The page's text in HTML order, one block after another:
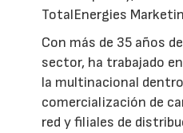
TotalEnergies
Con más de 35 años
sector, ha trabajado
la multinacional
comercialización de
red y filiales de